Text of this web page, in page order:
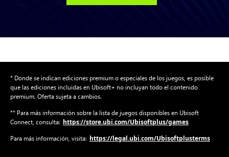
* Donde se indican ediciones premium o especiales de los juegos, es posible
que las ediciones incluidas en Ubisoft+ no incluyan todo el contenido
premium. Oferta sujeta a cambios.
** Para más información sobre la lista de juegos disponibles en Ubisoft
Connect, consulta: https://store.ubi.com/Ubisoftplus/games
Para más información, visita: https://legal.ubi.com/Ubisoftplusterms